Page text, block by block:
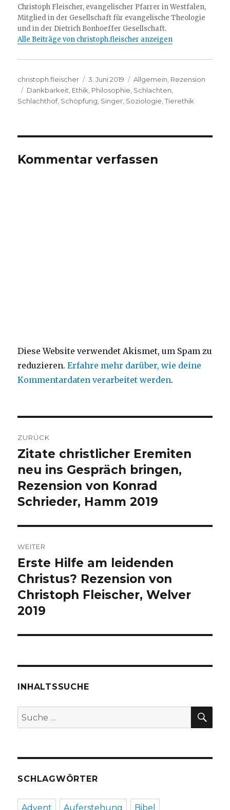
Christoph Fleischer, evangelischer Pfarrer in Westfalen,
Mitglied in der Gesellschaft für evangelische Theologie
und in der Dietrich Bonhoeffer Gesellschaft.
Alle Beiträge von christoph.fleischer anzeigen
Autor
christoph.fleischer
Veröffentlicht
am
3. Juni 2019 Kategorien
Allgemein Rezension
Schlagwörter
Dankbarkeit Ethik Philosophie Schlachten
Schlachthof, Schöpfung Singer Soziologie ,Tierethik
Kommentar verfassen
Diese Website verwendet Akismet, um Spam zu
reduzieren.Erfahre mehr darüber, wie deine
Kommentardaten verarbeitet werden.
ZURÜCK
Vorheriger
Beitrag:
Zitate christlicher Eremiten
neu ins Gespräch bringen,
Rezension von Konrad
Schrieder, Hamm 2019
WEITER
Nächster
Beitrag:
Erste Hilfe am leidenden
Christus? Rezension von
Christoph Fleischer, Welver
2019
INHALTSSUCHE
Suche
nach:
SCHLAGWÖRTER
Advent Auferstehung Bibel